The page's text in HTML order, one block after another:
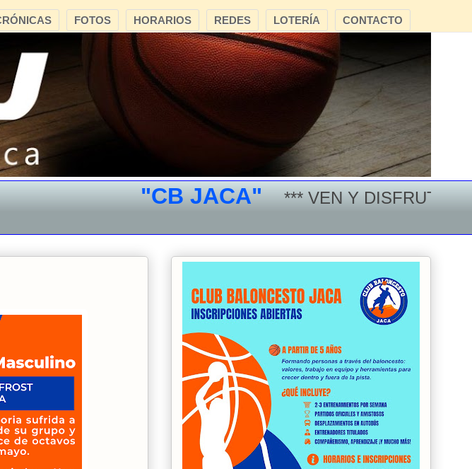
CONTACTO
LOTERÍA
REDES
HORARIOS
FOTOS
"CB JACA" *** VEN Y DISFRUTA DEL